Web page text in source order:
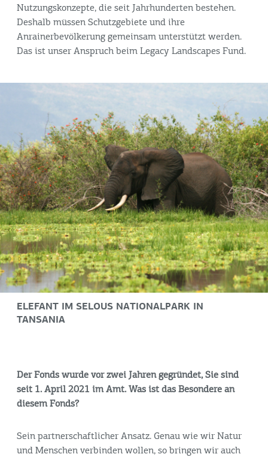
Nutzungskonzepte, die seit Jahrhunderten bestehen.
Deshalb müssen Schutzgebiete und ihre
Anrainerbevölkerung gemeinsam unterstützt werden.
Das ist unser Anspruch beim Legacy Landscapes Fund.
ELEFANT IM SELOUS NATIONALPARK IN
TANSANIA
Der Fonds wurde vor zwei Jahren gegründet, Sie sind
seit 1. April 2021 im Amt. Was ist das Besondere an
diesem Fonds?
Sein partnerschaftlicher Ansatz. Genau wie wir Natur
und Menschen verbinden wollen, so bringen wir auch